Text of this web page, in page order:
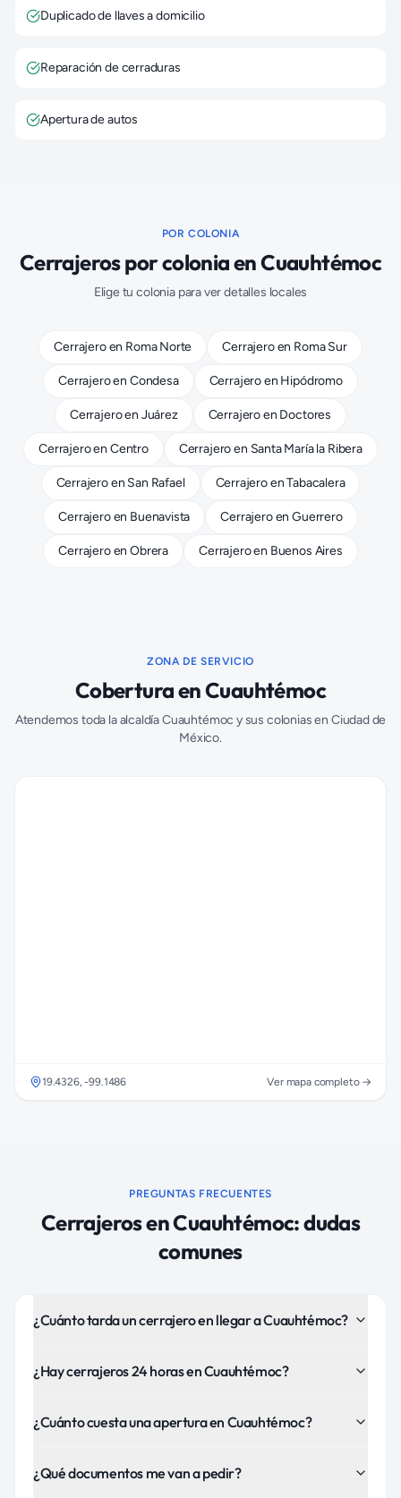
Duplicado de llaves a domicilio
Reparación de cerraduras
Apertura de autos
POR COLONIA
Cerrajerospor colonia enCuauhtémoc
Elige tu colonia para ver detalles locales
Cerrajeroen Roma Norte Cerrajeroen Roma Sur
Cerrajeroen Condesa Cerrajeroen Hipódromo
Cerrajeroen Juárez Cerrajeroen Doctores
Cerrajeroen Centro Cerrajeroen Santa María la Ribera
Cerrajeroen San Rafael CerrajeroenTabacalera
Cerrajeroen Buenavista CerrajeroenGuerrero
CerrajeroenObrera Cerrajeroen Buenos Aires
ZONA DE SERVICIO
Cobertura enCuauhtémoc
Atendemos toda la alcaldíaCuauhtémoc y sus colonias en Ciudad de
México.
19.4326,-99.1486 Ver mapa completo →
PREGUNTAS FRECUENTES
CerrajerosenCuauhtémoc: dudas
comunes
¿Cuánto tarda un cerrajero en llegar a Cuauhtémoc?
¿Hay cerrajeros 24 horas en Cuauhtémoc?
¿Cuánto cuesta una apertura en Cuauhtémoc?
¿Qué documentos me van a pedir?